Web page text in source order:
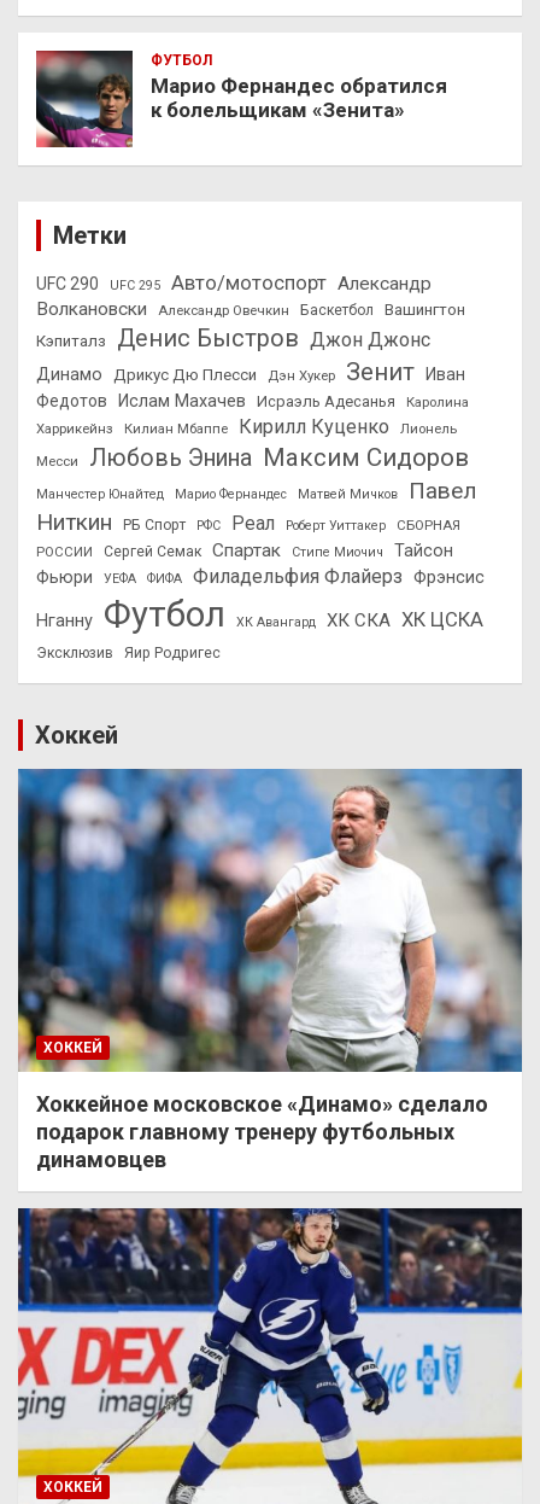
ФУТБОЛ
Марио Фернандес обратился
к болельщикам «Зенита»
Метки
UFC 290 UFC 295 Авто/мотоспорт Александр
Волкановски
Александр Овечкин Баскетбол
Вашингтон
Кэпиталз
Денис Быстров Джон Джонс
Динамо Дрикус Дю Плесси Дэн Хукер Зенит
Иван
Федотов
Ислам Махачев Исраэль Адесанья
Каролина
Харрикейнз
Килиан Мбаппе Кирилл Куценко
Лионель
Месси
Любовь Энина Максим Сидоров
Манчестер Юнайтед Марио Фернандес Матвей Мичков
Павел
Ниткин
РБ Спорт РФС Реал Роберт Уиттакер
СБОРНАЯ
РОССИИ
Сергей Семак Спартак Стипе Миочич
Тайсон
Фьюри
УЕФА ФИФА Филадельфия Флайерз Фрэнсис
Нганну Футбол ХК Авангард ХК СКА ХК ЦСКА
Эксклюзив Яир Родригес
Хоккей
ХОККЕЙ
Хоккейное московское «Динамо» сделало
подарок главному тренеру футбольных
динамовцев
ХОККЕЙ